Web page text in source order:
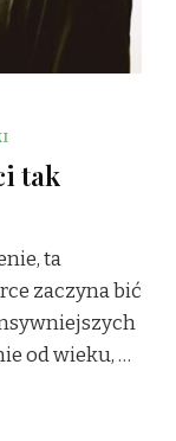
tak
ta
zaczyna bić
od wieku, …